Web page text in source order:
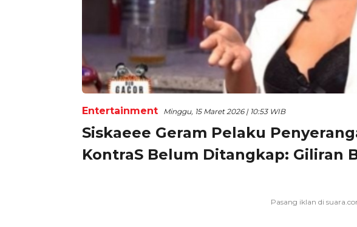
Entertainment Minggu, 15 Maret 2026 | 10:53 WIB
Siskaeee Geram Pelaku
KontraS Belum Ditangkap: Giliran